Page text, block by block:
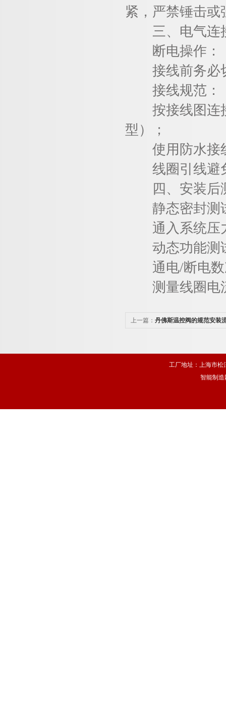
紧，严禁锤击或
三、电气连
断电操作：
接线前务必切
接线规范：
按接线图连接
型）；
使用防水接线
线圈引线避免
四、安装后
静态密封测
通入系统压力
动态功能测
通电/断电数
测量线圈电流
上一篇： 丹佛斯温控阀的规范安装
工厂地址：上海市松
智能制造